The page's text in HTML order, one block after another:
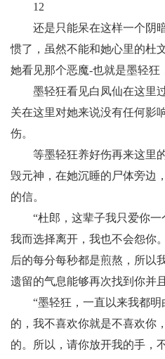
12
还是只能呆在这样一个阴暗
惯了，虽然不能和她心里的杜
她看见那个恶魔-也就是墨轻狂
墨轻狂看见白凤仙在这里过
关在这里对她来说没有任何影
伤。
等墨轻狂养好伤再来这里的
毁元神，在她沉睡的尸体旁边
的信。
“杜郎，这辈子我只爱你一
我而选择离开，我也不会怨你
后的每分每秒都是煎熬，所以
遗留的气息能够再次找到你
“墨轻狂，一直以来我都明
的，我不喜欢你就是不喜欢你
的。所以，请你放开我的手，